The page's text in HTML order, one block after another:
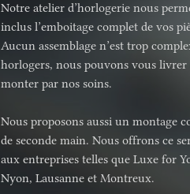
Notre atelier d’horlogerie nous
inclus l’emboitage complet de vos
Aucun assemblage n’est trop
horlogers, nous pouvons vous
monter par nos soins.
Nous proposons aussi un montage
de seconde main. Nous offrons ce
aux entreprises telles que Luxe for
Nyon, Lausanne et Montreux.